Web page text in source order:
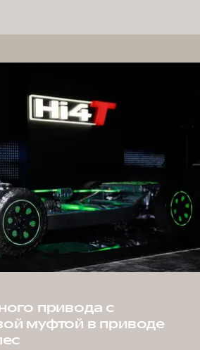
привода с
муфтой в приводе